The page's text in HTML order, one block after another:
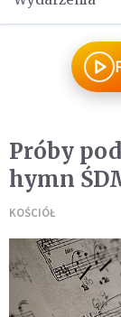
Próby
hymn
KOŚCIÓŁ